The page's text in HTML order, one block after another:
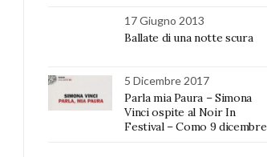
17 Giugno 2013
Ballate di una notte scura
5 Dicembre 2017
Parla mia Paura – Simona
Vinci ospite al Noir In
Festival – Como 9 dicembre